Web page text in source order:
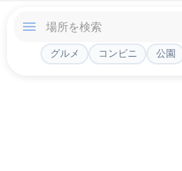
グルメ コンビニ 公園